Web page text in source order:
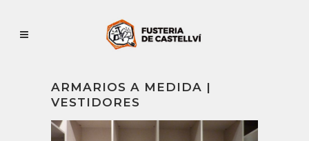
ARMARIOS A MEDIDA |
VESTIDORES